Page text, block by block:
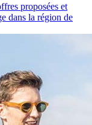
proposées et
dans la région de